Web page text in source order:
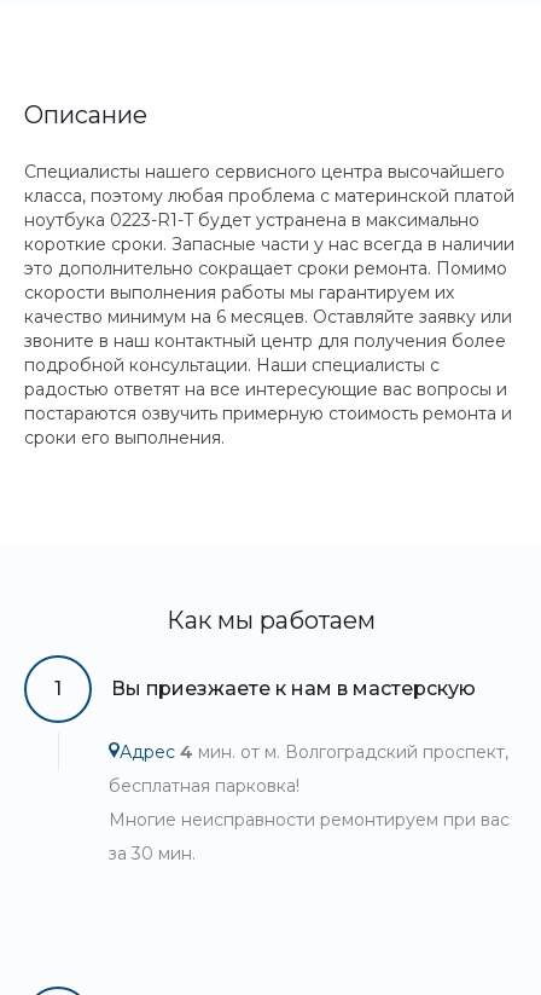
Описание
Специалисты нашего сервисного центра высочайшего
класса, поэтому любая проблема с материнской платой
ноутбука 0223-R1-T будет устранена в максимально
короткие сроки. Запасные части у нас всегда в наличии
это дополнительно сокращает сроки ремонта. Помимо
скорости выполнения работы мы гарантируем их
качество минимум на 6 месяцев. Оставляйте заявку или
звоните в наш контактный центр для получения более
подробной консультации. Наши специалисты с
радостью ответят на все интересующие вас вопросы и
постараются озвучить примерную стоимость ремонта и
сроки его выполнения.
Как мы работаем
1 Вы приезжаете к нам в мастерскую
Адрес 4 мин. от м. Волгоградский проспект,
бесплатная парковка!
Многие неисправности ремонтируем при вас
за 30 мин.